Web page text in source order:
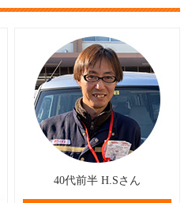
40代前半 H.Sさん